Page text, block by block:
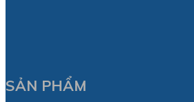
SẢN PHẨM